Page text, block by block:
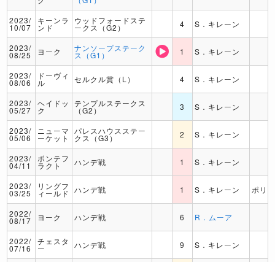
2023/
10/07
キーンラ
ンド
ウッドフォードステ
ークス（G2） 4 S．キレーン
2023/
08/25 ヨーク ナンソープステーク
ス（G1） 1 S．キレーン
2023/
08/06
ドーヴィ
ル セルクル賞（L） 4 S．キレーン
2023/
05/27
ヘイドッ
ク
テンプルステークス
（G2） 3 S．キレーン
2023/
05/06
ニューマ
ーケット
パレスハウスステー
クス（G3） 2 S．キレーン
2023/
04/11
ポンテフ
ラクト ハンデ戦 1 S．キレーン
2023/
03/25
リングフ
ィールド ハンデ戦 1 S．キレーン ポリ
2022/
08/17 ヨーク ハンデ戦 6 R．ムーア
2022/
07/16
チェスタ
ー ハンデ戦 9 S．キレーン